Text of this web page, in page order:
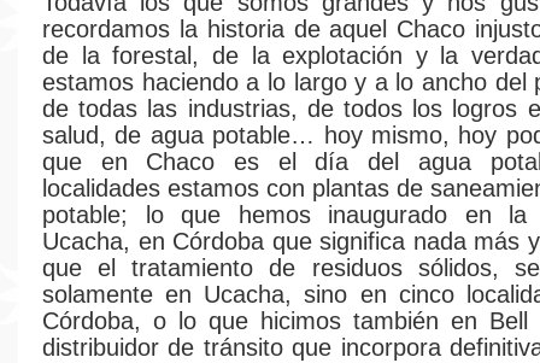
recordamos la historia de aquel Chaco
de la forestal, de la explotación y la
estamos haciendo a lo largo y a lo ancho del
de todas las industrias, de todos los logros
salud, de agua potable… hoy mismo, hoy
que en Chaco es el día del agua
localidades estamos con plantas de
potable; lo que hemos inaugurado en la
Ucacha, en Córdoba que significa nada más
que el tratamiento de residuos sólidos,
solamente en Ucacha, sino en cinco
Córdoba, o lo que hicimos también en Bell
distribuidor de tránsito que incorpora